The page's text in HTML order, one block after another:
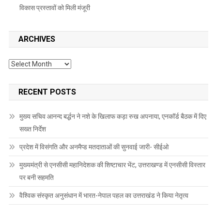
विकास प्रस्तावों को मिली मंजूरी
ARCHIVES
Archives
RECENT POSTS
मुख्य सचिव आनन्द बर्द्धन ने नशे के खिलाफ कड़ा रुख अपनाया, एनकॉर्ड बैठक में दिए
सख्त निर्देश
प्रदेश में विसंगति और अनमैप्ड मतदाताओं की सुनवाई जारी- सीईओ
मुख्यमंत्री से एनसीसी महानिदेशक की शिष्टाचार भेंट, उत्तराखण्ड में एनसीसी विस्तार
पर बनी सहमति
वैश्विक संस्कृत अनुसंधान में भारत-नेपाल पहल का उत्तराखंड ने किया नेतृत्व